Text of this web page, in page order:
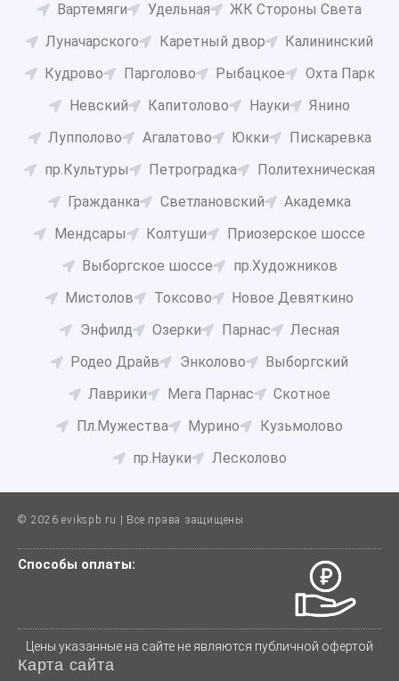
Вартемяги Удельная
ЖК Стороны Света
Луначарского
Каретный двор
Калининский
Кудрово
Парголово Рыбацкое
Охта Парк
Невский
Капитолово Науки
Янино
Лупполово
Агалатово Юкки
Пискаревка
пр.Культуры
Петроградка
Политехническая
Гражданка
Светлановский
Академка
Мендсары
Колтуши
Приозерское шоссе
Выборгское шоссе
пр.Художников
Мистолов
Токсово
Новое Девяткино
Энфилд
Озерки Парнас
Лесная
Родео Драйв
Энколово
Выборгский
Лаврики
Мега Парнас
Скотное
Пл.Мужества
Мурино
Кузьмолово
пр.Науки
Лесколово
© 2026 evikspb.ru | Все права защищены
Способы оплаты:
Цены указанные на сайте не являются публичной офертой
Карта сайта